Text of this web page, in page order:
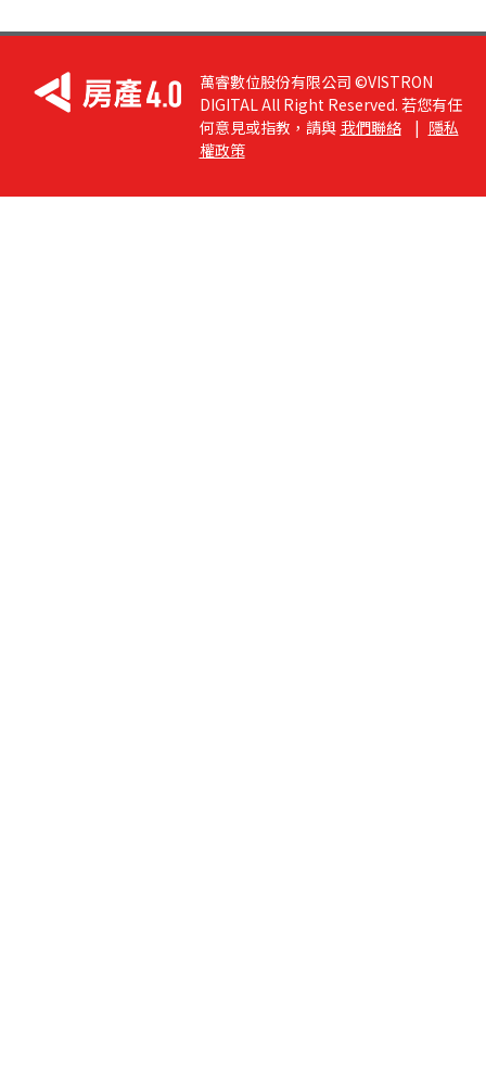
萬睿數位股份有限公司 ©VISTRON
DIGITAL All Right Reserved. 若您有任
何意見或指教，請與 我們聯絡 | 隱私
權政策